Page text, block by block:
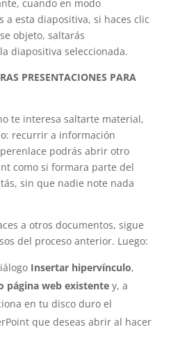
cuando en modo
a esta diapositiva, si haces clic
objeto, saltarás
diapositiva seleccionada.
PRESENTACIONES PARA
te interesa saltarte material,
recurrir a información
podrás abrir otro
como si formara parte del
sin que nadie note nada
a otros documentos, sigue
del proceso anterior. Luego:
Insertar hipervínculo,
página web existentey, a
en tu disco duro el
que deseas abrir al hacer